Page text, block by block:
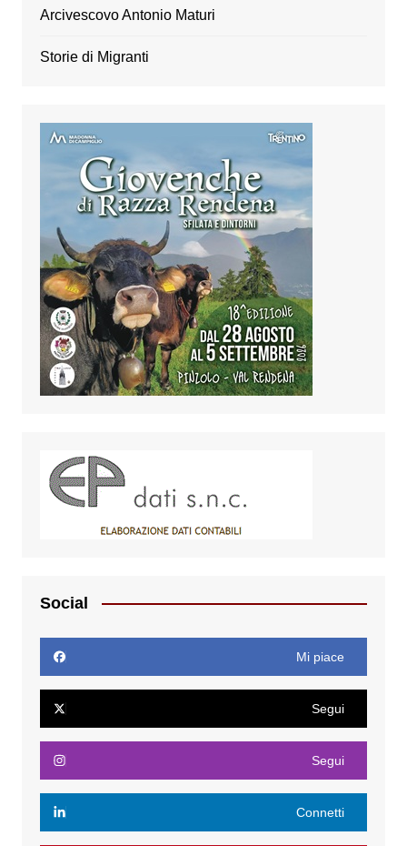
Arcivescovo Antonio Maturi
Storie di Migranti
Social
Mi piace
Segui
Segui
Connetti